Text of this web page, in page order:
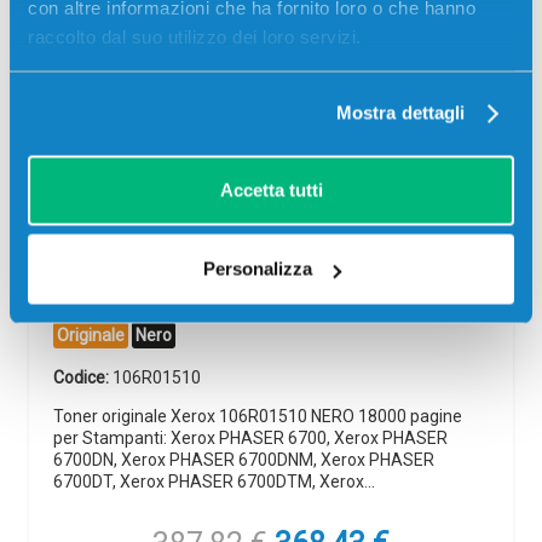
con altre informazioni che ha fornito loro o che hanno
raccolto dal suo utilizzo dei loro servizi.
Mostra dettagli
Accetta tutti
Personalizza
Toner originale Xerox 106R01510 NERO
Originale Nero
Codice: 106R01510
Toner originale Xerox 106R01510 NERO 18000 pagine
per Stampanti: Xerox PHASER 6700, Xerox PHASER
6700DN, Xerox PHASER 6700DNM, Xerox PHASER
6700DT, Xerox PHASER 6700DTM, Xerox…